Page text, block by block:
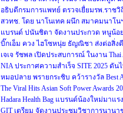
อธิบดีกรมการแพทย์ ตรวจเยื่ยมรพ.ราช
สวทช. โดย นาโนเทค ผนึก สมาคมนาโนฯ
แบรนด์ ปนันชิตา จัดงานประกวด หนูน้อย
บิ๊กเอ็ม ควง ไฮโซหนุ่ย ธัญณิชา ส่งต่อสิ่ง
เจเจ รัชพล เปิดประสบการณ์ ในงาน Thai
NIA ประกาศความสำเร็จ SITE 2025 ดั
หมอปลาย พรายกระชิบ คว้ารางวัล Best
The Viral Hits Asian Soft Power
Hadara Health Bag แบรนด์น้องใหม่มาแร
GIT เตรียม จัดงานประชุมวิชาการนาน